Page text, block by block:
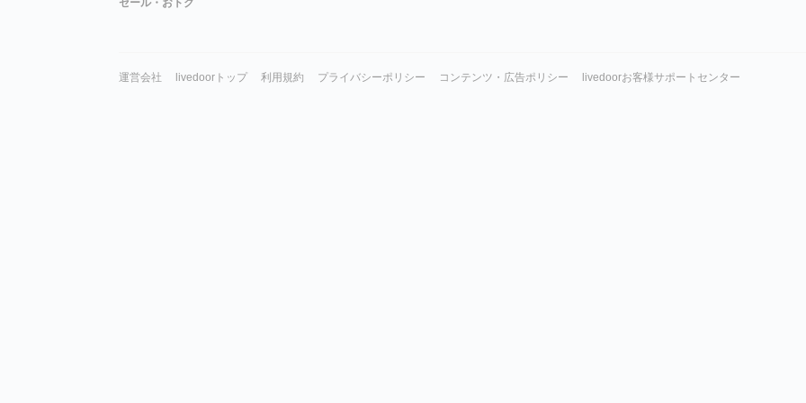
運営会社 livedoorトップ 利用規約 プライバシーポリシー コンテンツ・広告ポリシー livedoorお客様サポートセンター